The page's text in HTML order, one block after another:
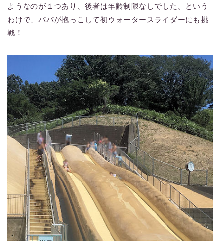
ようなのが１つあり、後者は年齢制限なしでした。という
わけで、パパが抱っこして初ウォータースライダーにも挑
戦！